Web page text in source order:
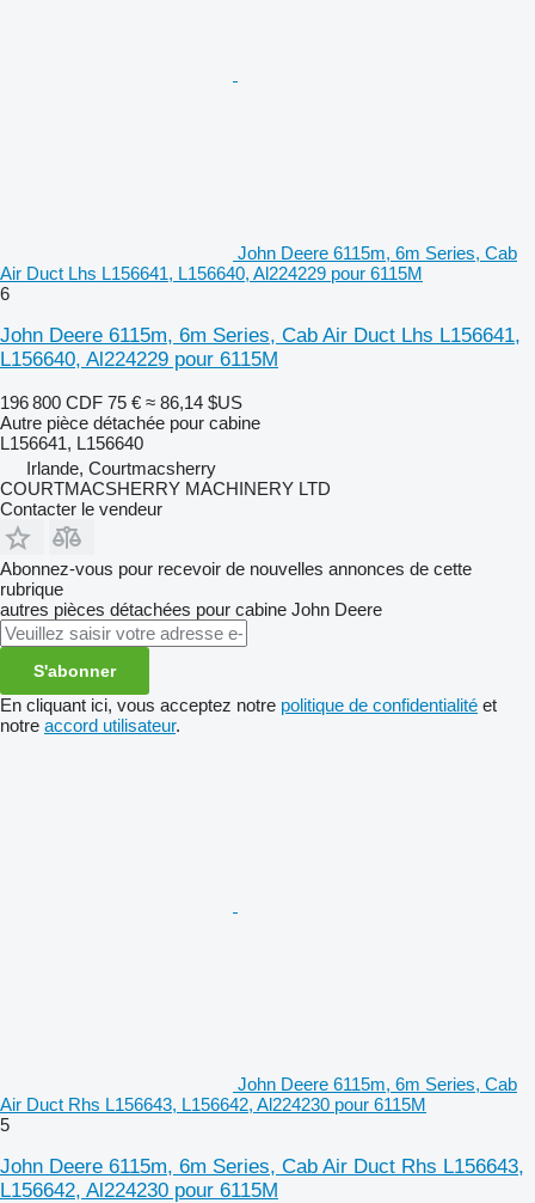
John Deere 6115m, 6m Series, Cab
Air Duct Lhs L156641, L156640, Al224229 pour 6115M
6
John Deere 6115m, 6m Series, Cab Air Duct Lhs L156641,
L156640, Al224229 pour 6115M
196 800 CDF 75 € ≈ 86,14 $US
Autre pièce détachée pour cabine
L156641, L156640
Irlande, Courtmacsherry
COURTMACSHERRY MACHINERY LTD
Contacter le vendeur
Abonnez-vous pour recevoir de nouvelles annonces de cette
rubrique
autres pièces détachées pour cabine John Deere
S'abonner
En cliquant ici, vous acceptez notre politique de confidentialité et
notre accord utilisateur.
John Deere 6115m, 6m Series, Cab
Air Duct Rhs L156643, L156642, Al224230 pour 6115M
5
John Deere 6115m, 6m Series, Cab Air Duct Rhs L156643,
L156642, Al224230 pour 6115M